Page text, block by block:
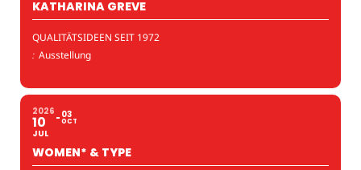
KATHARINA GREVE
QUALITÄTSIDEEN SEIT 1972
: Ausstellung
2026
10
JUL
03
OCT
WOMEN* & TYPE